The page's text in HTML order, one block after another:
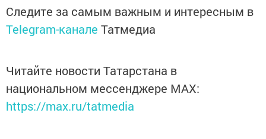
Следите за самым важным и интересным в
Telegram-канале Татмедиа
Читайте новости Татарстана в
национальном мессенджере MАХ:
https://max.ru/tatmedia